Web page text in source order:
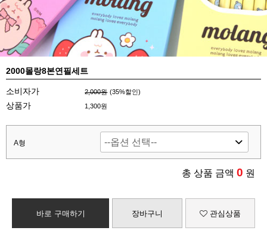
2000몰랑8본연필세트
소비자가 2,000원 (35%할인)
상품가 1,300원
A형
총 상품 금액 0 원
바로 구매하기 장바구니 관심상품